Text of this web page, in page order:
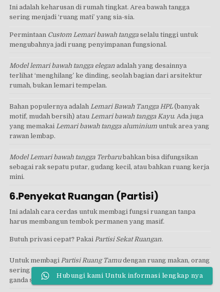
Ini adalah keharusan di rumah tingkat. Area bawah tangga
sering menjadi ‘ruang mati’ yang sia-sia.
Permintaan Custom Lemari bawah tangga selalu tinggi untuk
mengubahnya jadi ruang penyimpanan fungsional.
Model lemari bawah tangga elegan adalah yang desainnya
terlihat ‘menghilang’ ke dinding, seolah bagian dari arsitektur
rumah, bukan lemari tempelan.
Bahan populernya adalah Lemari Bawah Tangga HPL(banyak
motif, mudah bersih) atau Lemari bawah tangga Kayu. Ada juga
yang memakai Lemari bawah tangga aluminium untuk area yang
rawan lembap.
Model Lemari bawah tangga Terbarubahkan bisa difungsikan
sebagai rak sepatu putar, gudang kecil, atau bahkan ruang kerja
mini.
6.Penyekat Ruangan (Partisi)
Ini adalah cara cerdas untuk membagi fungsi ruangan tanpa
harus membangun tembok permanen yang masif.
Butuh privasi cepat? PakaiPartisi Sekat Ruangan.
Untuk membagiPartisi Ruang Tamudengan ruang makan, orang
sering cariModel Partisi Penyekat ruangan
ganda sebagai rak hias atau rak buku.
Hubungi kami Untuk informasi lengkap nya